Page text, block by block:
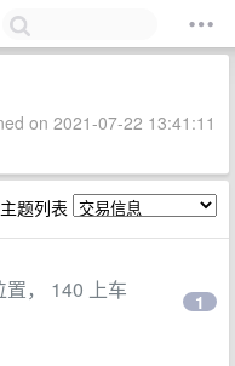
on 2021-07-22 13:41:11
题列表
， 140 上车
1